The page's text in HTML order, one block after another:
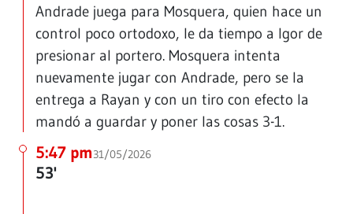
Andrade juega para Mosquera, quien hace un
control poco ortodoxo, le da tiempo a Igor de
presionar al portero. Mosquera intenta
nuevamente jugar con Andrade, pero se la
entrega a Rayan y con un tiro con efecto la
mandó a guardar y poner las cosas 3-1.
5:47 pm31/05/2026
53'